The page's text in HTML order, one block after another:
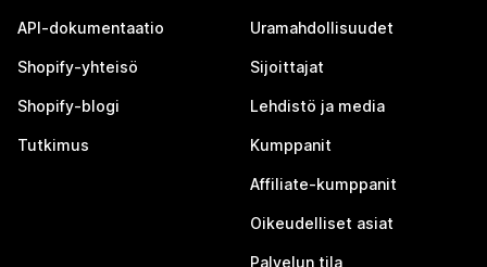
API-dokumentaatio
Shopify-yhteisö
Shopify-blogi
Tutkimus
Uramahdollisuudet
Sijoittajat
Lehdistö ja media
Kumppanit
Affiliate-kumppanit
Oikeudelliset asiat
Palvelun tila